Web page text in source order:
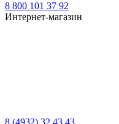
8 800 101 37 92
Интернет-магазин
8 (4932) 32 43 43